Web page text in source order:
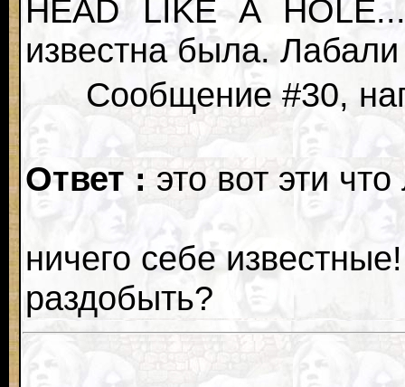
HEAD LIKE A
известна была.
Сообщение #30,
Ответ : это вот эти
ничего себе
раздобыть?